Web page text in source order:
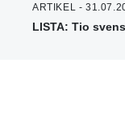
ARTIKEL -
LISTA: Tio